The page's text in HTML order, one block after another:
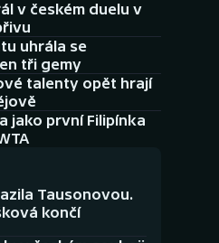
v českém duelu v
uhrála se
tři gemy
talenty opět hrají
jako první Filipínka
Tausonovou.
končí